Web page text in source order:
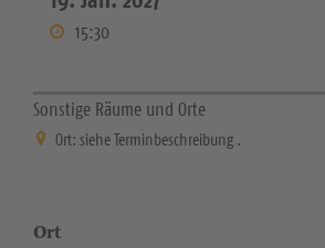
15:30
Sonstige Räume und Orte
Ort: siehe Terminbeschreibung .
Ort